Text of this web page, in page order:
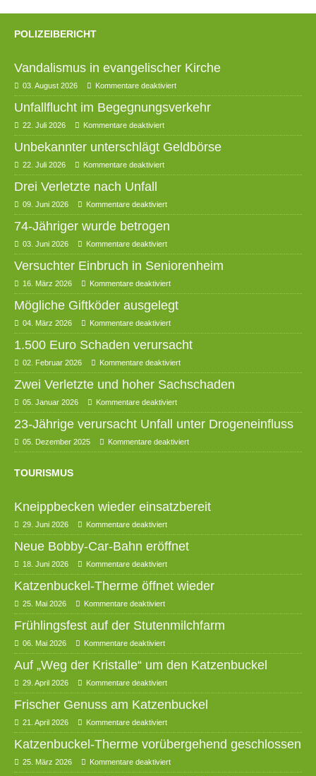
POLIZEIBERICHT
Vandalismus in evangelischer Kirche
03. August 2026 Kommentare deaktiviert
Unfallflucht im Begegnungsverkehr
22. Juli 2026 Kommentare deaktiviert
Unbekannter unterschlägt Geldbörse
22. Juli 2026 Kommentare deaktiviert
Drei Verletzte nach Unfall
09. Juni 2026 Kommentare deaktiviert
74-Jähriger wurde betrogen
03. Juni 2026 Kommentare deaktiviert
Versuchter Einbruch in Seniorenheim
16. März 2026 Kommentare deaktiviert
Mögliche Giftköder ausgelegt
04. März 2026 Kommentare deaktiviert
1.500 Euro Schaden verursacht
02. Februar 2026 Kommentare deaktiviert
Zwei Verletzte und hoher Sachschaden
05. Januar 2026 Kommentare deaktiviert
23-Jährige verursacht Unfall unter Drogeneinfluss
05. Dezember 2025 Kommentare deaktiviert
TOURISMUS
Kneippbecken wieder einsatzbereit
29. Juni 2026 Kommentare deaktiviert
Neue Bobby-Car-Bahn eröffnet
18. Juni 2026 Kommentare deaktiviert
Katzenbuckel-Therme öffnet wieder
25. Mai 2026 Kommentare deaktiviert
Frühlingsfest auf der Stutenmilchfarm
06. Mai 2026 Kommentare deaktiviert
Auf „Weg der Kristalle“ um den Katzenbuckel
29. April 2026 Kommentare deaktiviert
Frischer Genuss am Katzenbuckel
21. April 2026 Kommentare deaktiviert
Katzenbuckel-Therme vorübergehend geschlossen
25. März 2026 Kommentare deaktiviert